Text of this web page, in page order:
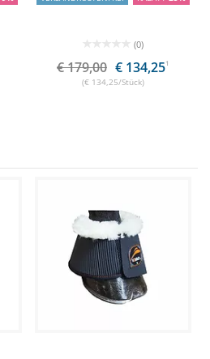
(0)
€ 179,00 € 134,251
(€ 134,25/Stück)